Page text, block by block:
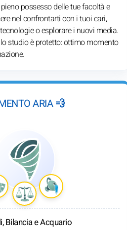
possesso delle tue facoltà e
nel confrontarti con i tuoi cari,
o esplorare i nuovi media.
studio è protetto: ottimo momento
ARIA 💨
Bilancia e Acquario